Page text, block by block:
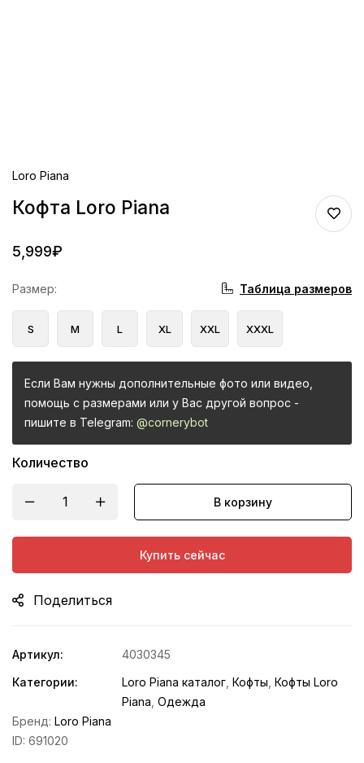
Loro Piana
Кофта Loro Piana
5,999₽
Размер: Таблица размеров
S M L XL XXL XXXL
Если Вам нужны дополнительные фото или видео,
помощь с размерами или у Вас другой вопрос -
пишите в Telegram: @cornerybot
Количество
В корзину
Купить сейчас
Поделиться
Артикул:
4030345
Категории:
Loro Piana каталог Кофты Кофты Loro
Piana Одежда
Бренд: Loro Piana
ID: 691020